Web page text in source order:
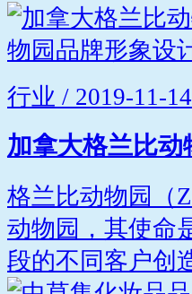
行业 / 2019-11-14
加拿大格兰比
格兰比动物园（
动物园，其使命
段的不同客户创